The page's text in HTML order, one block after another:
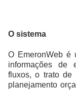
O sistema
O EmeronWeb é
informações de
fluxos, o trato de
planejamento